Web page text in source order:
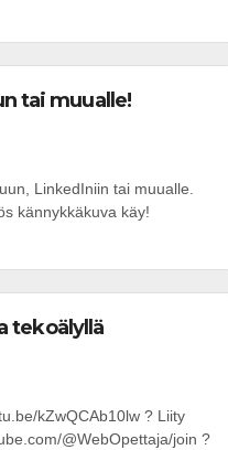
tai muualle!
LinkedIniin tai muualle.
kännykkäkuva käy!
tekoälyllä
kZwQCAb10lw ? Liity
@WebOpettaja/join ?